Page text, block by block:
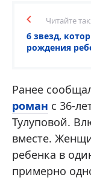
Читайте
6 звезд,
рождения
Ранее
роман с 36-
Тулуповой.
вместе.
ребенка в
примерно